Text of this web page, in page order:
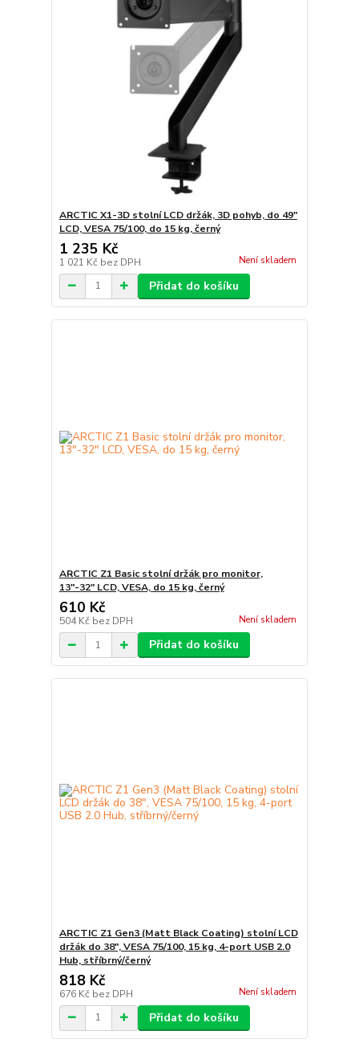
ARCTIC X1-3D stolní LCD držák, 3D pohyb, do 49"
LCD, VESA 75/100, do 15 kg, černý
1 235 Kč
1 021 Kč bez DPH Není skladem
Přidat do košíku
ARCTIC Z1 Basic stolní držák pro monitor,
13"-32" LCD, VESA, do 15 kg, černý
610 Kč
504 Kč bez DPH Není skladem
Přidat do košíku
ARCTIC Z1 Gen3 (Matt Black Coating) stolní LCD
držák do 38", VESA 75/100, 15 kg, 4-port USB 2.0
Hub, stříbrný/černý
818 Kč
676 Kč bez DPH Není skladem
Přidat do košíku